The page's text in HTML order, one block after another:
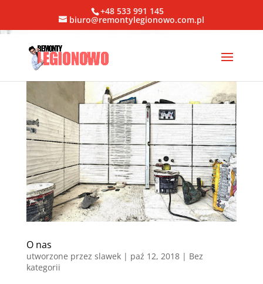
+48 533 991 145
biuro@remontylegionowo.com.pl
O nas
utworzone przez slawek| paź 12, 2018| Bez
kategorii